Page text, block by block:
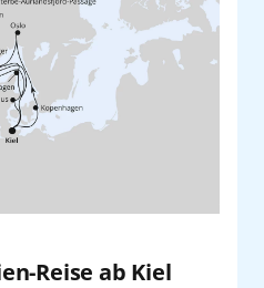
Reise ab Kiel